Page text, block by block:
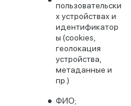
пользовательски
х устройствах и
идентификатор
ы (cookies,
геолокация
устройства,
метаданные и
пр.)
ФИО;